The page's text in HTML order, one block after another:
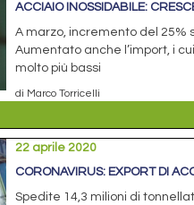
ACCIAIO INOSSIDABILE:
A marzo, incremento del 25%
Aumentato anche l’import, i
molto più bassi
di Marco Torricelli
22 aprile 2020
CORONAVIRUS: EXPORT DI
Spedite 14,3 milioni di